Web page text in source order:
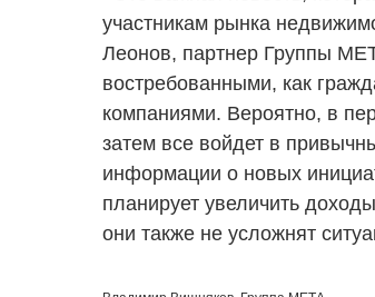
участникам рынка
Леонов, партнер Группы
востребованными, как
компаниями. Вероятно, в
затем все войдет в
информации о новых
планирует увеличить
они также не усложнят